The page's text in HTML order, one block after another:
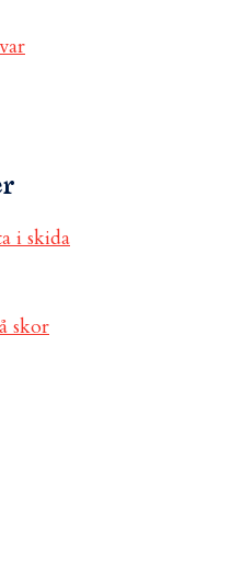
i skida
skor